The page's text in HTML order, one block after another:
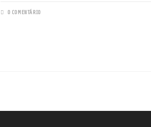
0 COMENTÁRIO